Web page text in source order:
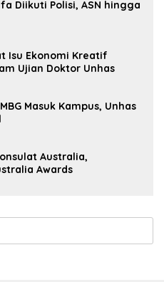
Diikuti Polisi, ASN hingga
Isu Ekonomi Kreatif
Ujian Doktor Unhas
Masuk Kampus, Unhas
Australia,
Awards